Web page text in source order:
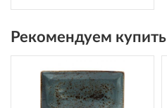
Рекомендуем купить